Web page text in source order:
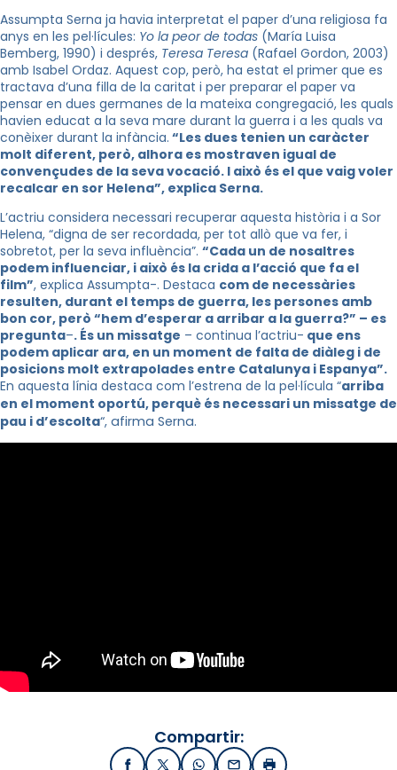
Assumpta Serna ja havia interpretat el paper d’una religiosa fa
anys en les pel·lícules: Yo la peorde todas (María Luisa
Bemberg, 1990) i després, Teresa Teresa (Rafael Gordon, 2003)
amb Isabel Ordaz. Aquest cop, però, ha estat el primer que es
tractava d’una filla de la caritat i per preparar el paper va
pensar en dues germanes de la mateixa congregació, les quals
havien educat a la seva mare durant la guerra i a les quals va
conèixer durant la infància. “Les dues tenien un caràcter
molt diferent, però, alhora es mostraven igual de
convençudes de la seva vocació. I això és el que vaig voler
recalcar en sor Helena”, explica Serna.
L’actriu considera necessari recuperar aquesta història i a Sor
Helena, “digna de ser recordada, per tot allò que va fer, i
sobretot, per la seva influència”. “Cada un de nosaltres
podem influenciar, i això és la crida a l’acció que fa el
film”, explica Assumpta-. Destaca com de necessàries
resulten, durant el temps de guerra, les persones amb
bon cor, però “hem d’esperar a arribar a la guerra?” – es
pregunta–. És un missatge – continua l’actriu- que ens
podem aplicar ara, en un moment de falta de diàleg i de
posicions molt extrapolades entre Catalunya i Espanya”.
En aquesta línia destaca com l’estrena de la pel·lícula “arriba
en el moment oportú, perquè és necessari un missatge de
pau i d’escolta“, afirma Serna.
Compartir: